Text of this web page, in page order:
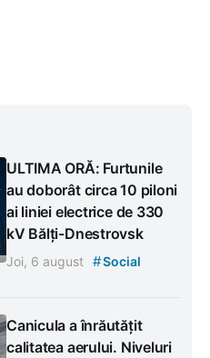
ULTIMA ORĂ: Furtunile
au doborât circa 10 piloni
ai liniei electrice de 330
kV Bălți-Dnestrovsk
Joi, 6 august #Social
Canicula a înrăutățit
calitatea aerului. Niveluri